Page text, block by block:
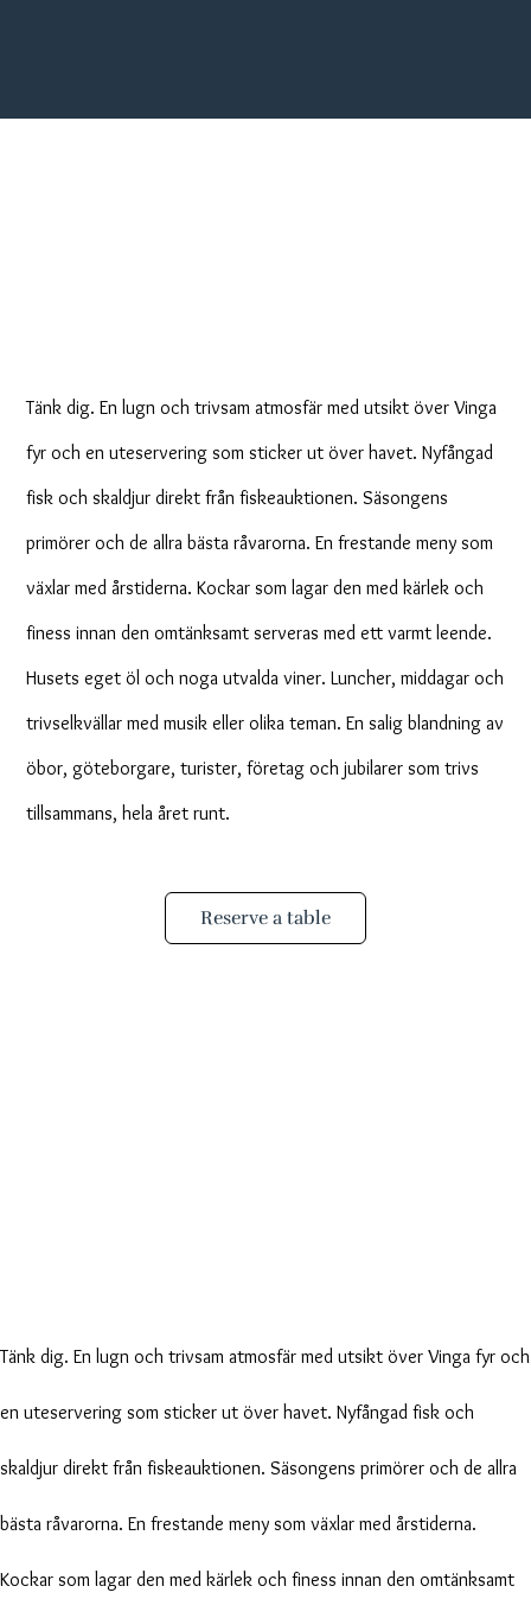
Tänk dig. En lugn och trivsam atmosfär med utsikt över Vinga
fyr och en uteservering som sticker ut över havet. Nyfångad
fisk och skaldjur direkt från fiskeauktionen. Säsongens
primörer och de allra bästa råvarorna. En frestande meny som
växlar med årstiderna. Kockar som lagar den med kärlek och
finess innan den omtänksamt serveras med ett varmt leende.
Husets eget öl och noga utvalda viner. Luncher, middagar och
trivselkvällar med musik eller olika teman. En salig blandning av
öbor, göteborgare, turister, företag och jubilarer som trivs
tillsammans, hela året runt.
Reserve a table
Tänk dig. En lugn och trivsam atmosfär med utsikt över Vinga fyr och
en uteservering som sticker ut över havet. Nyfångad fisk och
skaldjur direkt från fiskeauktionen. Säsongens primörer och de allra
bästa råvarorna. En frestande meny som växlar med årstiderna.
Kockar som lagar den med kärlek och finess innan den omtänksamt